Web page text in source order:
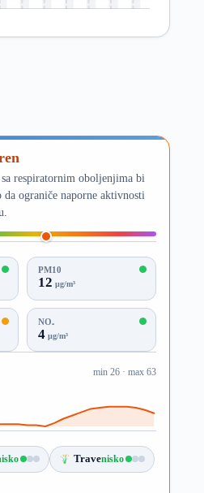
sa respiratornim oboljenjima bi
da ograniče naporne aktivnosti
PM10
12 µg/m³
NO₂
4µg/m³
min 26 · max 63
Travenisko